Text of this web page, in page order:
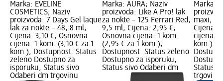
Marka: EVELINE
COSMETICS; Naziv
proizvoda: 7 Days Gel laque
lak za nokte – 48, 8 ml;
Cijena: 3,10 €; Osnovna
cijena: 1 kom. (3,10 € za 1
kom.); Dostupnost: Status
zeleno Dostupno za
isporuku, Status sivo
Odaberi dm trgovinu
Marka: AURA; Naziv
proizvoda: Like A Pro! lak
za nokte – 125 Ferrari Red,
9,5 ml; Cijena: 2,95 €;
Osnovna cijena: 1 kom.
(2,95 € za 1 kom.);
Dostupnost: Status zeleno
Dostupno za isporuku,
Status sivo Odaberi dm
Marka:
maxi,
Cijena:
cijena: 1
kom.);
Status
trgovinu